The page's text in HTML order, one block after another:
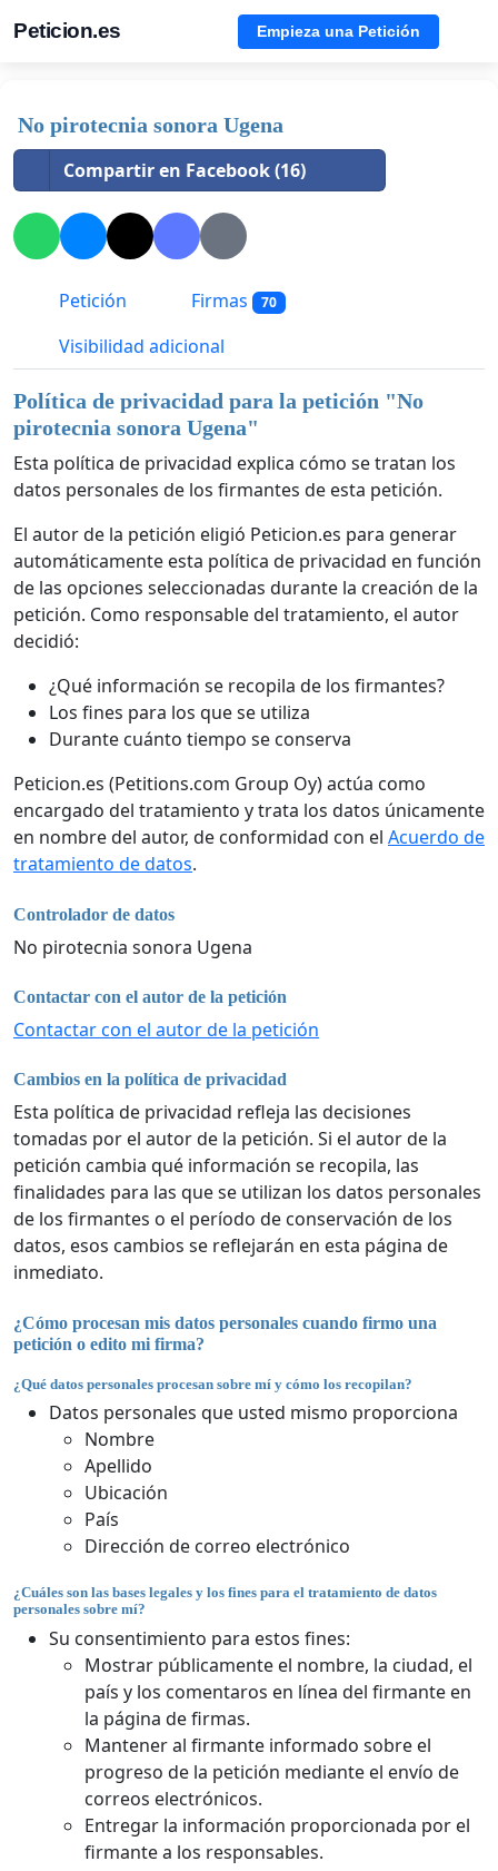
Peticion.es Empieza una Petición
No pirotecnia sonora Ugena
Compartir en Facebook (16)
Petición Firmas 70
Visibilidad adicional
Política de privacidad para la petición "No
pirotecnia sonora Ugena"
Esta política de privacidad explica cómo se tratan los
datos personales de los firmantes de esta petición.
El autor de la petición eligió Peticion.es para generar
automáticamente esta política de privacidad en función
de las opciones seleccionadas durante la creación de la
petición. Como responsable del tratamiento, el autor
decidió:
¿Qué información se recopila de los firmantes?
Los fines para los que se utiliza
Durante cuánto tiempo se conserva
Peticion.es (Petitions.com Group Oy) actúa como
encargado del tratamiento y trata los datos únicamente
en nombre del autor, de conformidad con el Acuerdo de
tratamiento de datos.
Controlador de datos
No pirotecnia sonora Ugena
Contactar con el autor de la petición
Contactar con el autor de la petición
Cambios en la política de privacidad
Esta política de privacidad refleja las decisiones
tomadas por el autor de la petición. Si el autor de la
petición cambia qué información se recopila, las
finalidades para las que se utilizan los datos personales
de los firmantes o el período de conservación de los
datos, esos cambios se reflejarán en esta página de
inmediato.
¿Cómo procesan mis datos personales cuando firmo una
petición o edito mi firma?
¿Qué datos personales procesan sobre mí y cómo los recopilan?
Datos personales que usted mismo proporciona
Nombre
Apellido
Ubicación
País
Dirección de correo electrónico
¿Cuáles son las bases legales y los fines para el tratamiento de datos
personales sobre mí?
Su consentimiento para estos fines:
Mostrar públicamente el nombre, la ciudad, el
país y los comentaros en línea del firmante en
la página de firmas.
Mantener al firmante informado sobre el
progreso de la petición mediante el envío de
correos electrónicos.
Entregar la información proporcionada por el
firmante a los responsables.